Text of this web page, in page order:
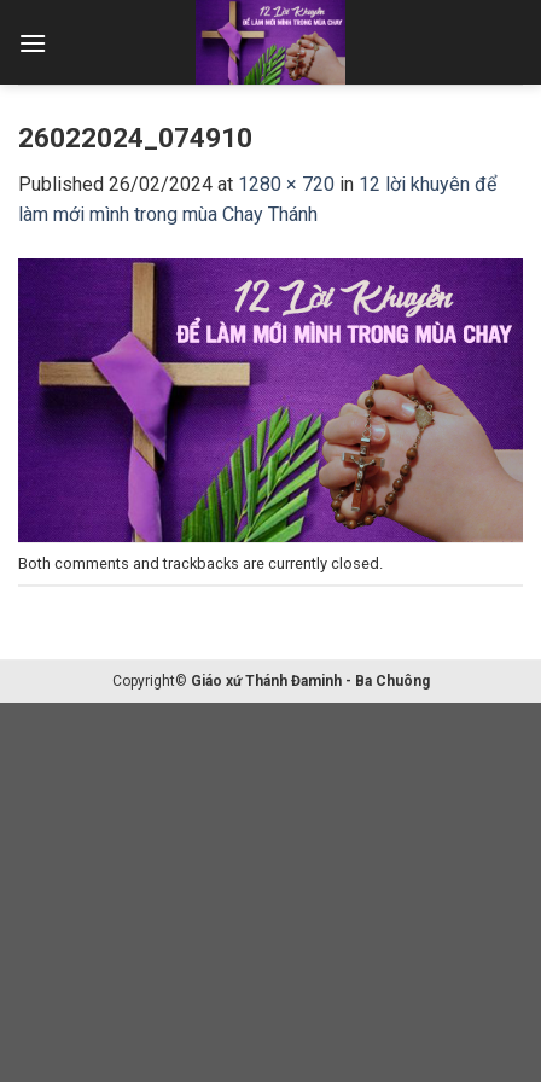
26022024_074910
Published 26/02/2024 at 1280 × 720 in 12 lời khuyên để
làm mới mình trong mùa Chay Thánh
Both comments and trackbacks are currently closed.
Copyright© Giáo xứ Thánh Đaminh - Ba Chuông